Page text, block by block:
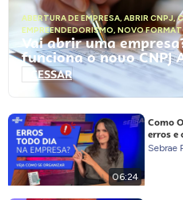
ABERTURA DE EMPRESA, ABRIR CNPJ,
EMPREENDEDORISMO, NOVO
Vai abrir uma
funciona o novo CNPJ
ACESSAR
06:24
Como
erros e
Sebrae